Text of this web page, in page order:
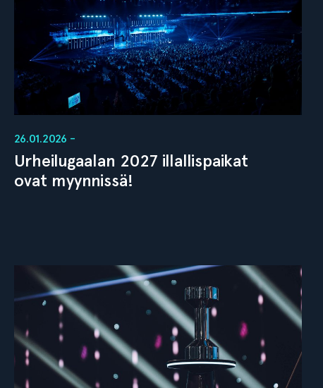
26.01.2026 -
Urheilugaalan 2027 illallispaikat
ovat myynnissä!